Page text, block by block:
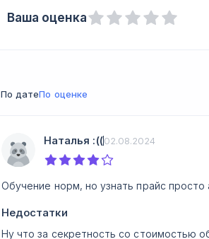
Ваша оценка
По датеПо оценке
Наталья :((02.08.2024
Обучение норм, но узнать прайс просто
Недостатки
Ну что за секретность со стоимостью